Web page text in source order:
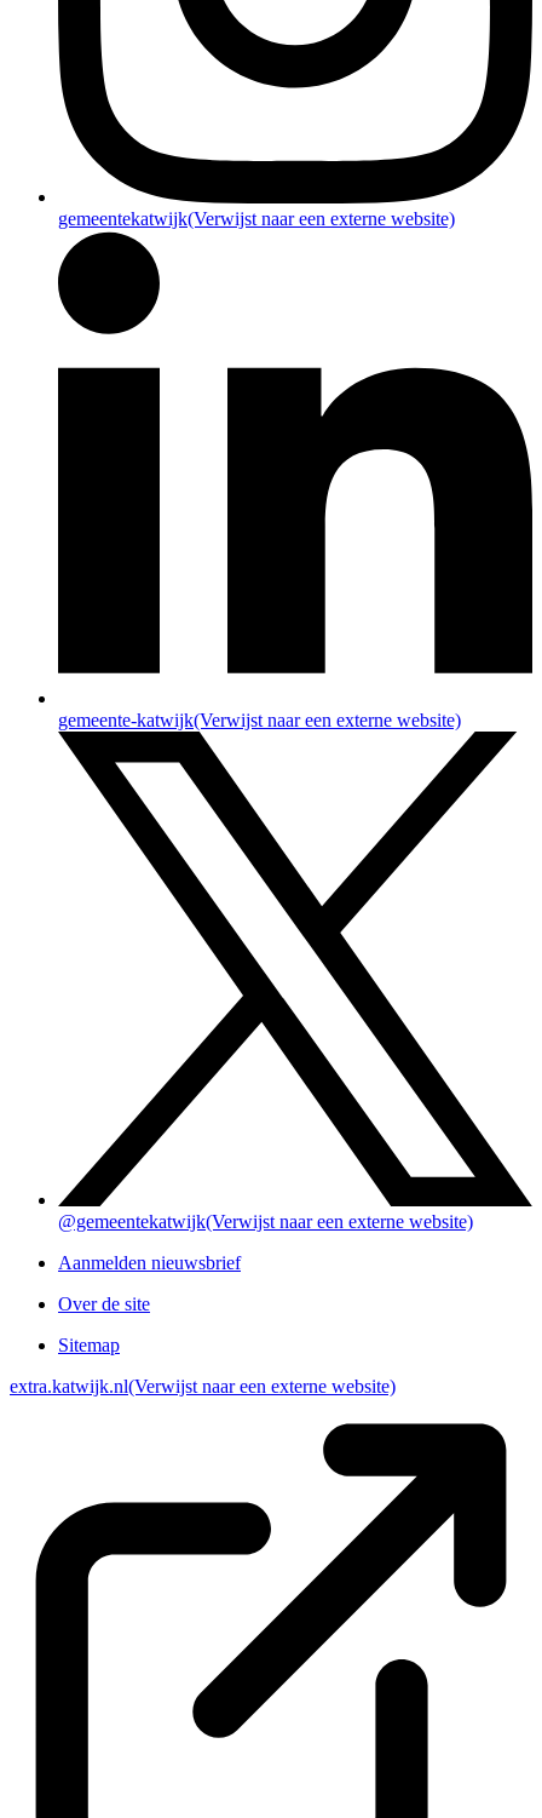
gemeentekatwijk(Verwijst naar een externe website)
gemeente-katwijk(Verwijst naar een externe website)
@gemeentekatwijk(Verwijst naar een externe website)
Aanmelden nieuwsbrief
Over de site
Sitemap
extra.katwijk.nl(Verwijst naar een externe website)